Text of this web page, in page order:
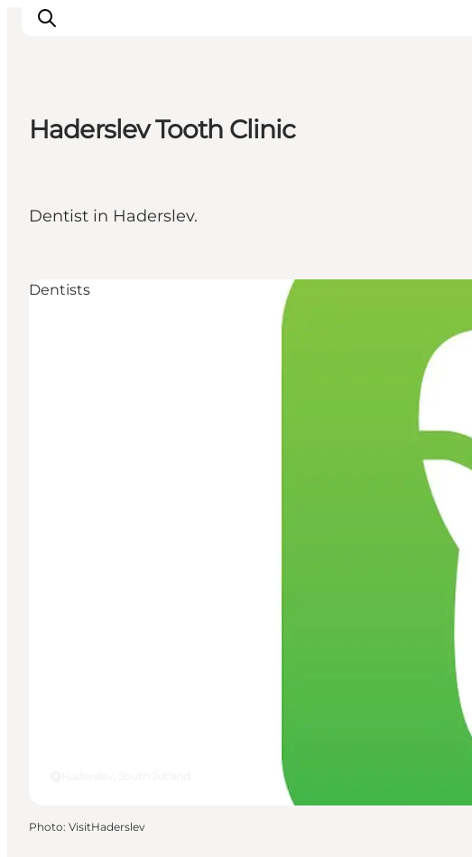
Quoi faire
Haderslev Tooth Clinic
Dentist in Haderslev.
Dentists
Photo: VisitHaderslev